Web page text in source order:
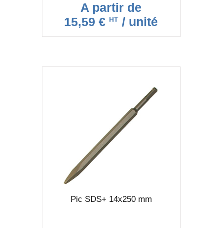
A partir de
15,59 € HT / unité
Pic SDS+ 14x250 mm